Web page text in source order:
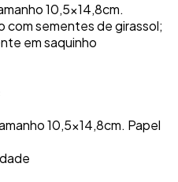
10,5x14,8cm.
com sementes de girassol;
em saquinho
10,5x14,8cm. Papel